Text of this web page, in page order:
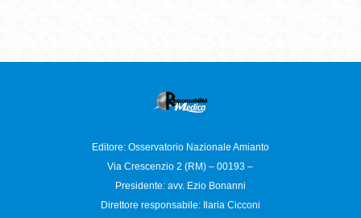
Editore: Osservatorio Nazionale Amianto
Via Crescenzio 2 (RM) – 00193 –
Presidente: avv. Ezio Bonanni
Direttore responsabile:
Ilaria Cicconi